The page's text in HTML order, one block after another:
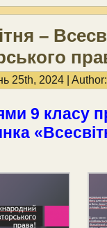
–
25th, 2024 |
9 класу